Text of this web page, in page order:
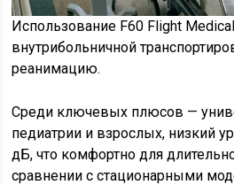
Использование F60 Flight
внутрибольничной
реанимацию.
Среди ключевых плюсов —
педиатрии и взрослых, низкий
дБ, что комфортно для
сравнении с стационарными